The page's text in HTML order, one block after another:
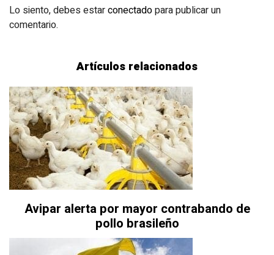
Lo siento, debes estarconectadopara publicar un
comentario.
Artículos relacionados
Avipar alerta por mayor contrabando de
pollo brasileño